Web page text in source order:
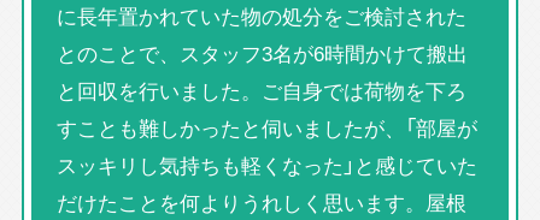
に長年置かれていた物の処分をご検討された
とのことで、スタッフ3名が6時間かけて搬出
と回収を行いました。ご自身では荷物を下ろ
すことも難しかったと伺いましたが、「部屋が
スッキリし気持ちも軽くなった」と感じていた
だけたことを何よりうれしく思います。屋根